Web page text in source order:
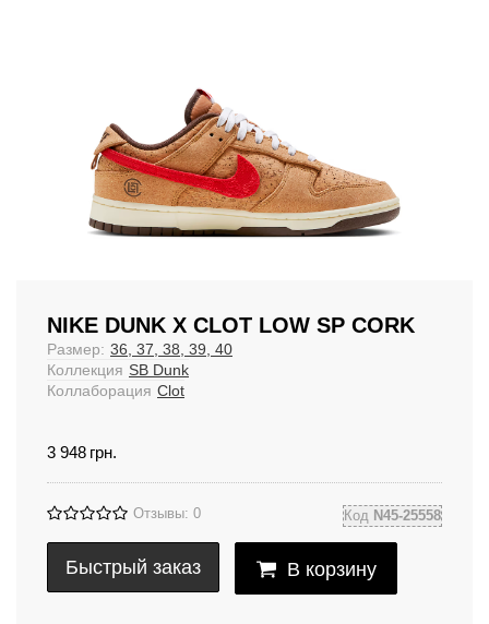
NIKE DUNK X CLOT LOW SP CORK
Размер: 36, 37, 38, 39, 40
Коллекция SB Dunk
Коллаборация Clot
3 948 грн.
Отзывы: 0 Код N45-25558
Быстрый заказ В корзину